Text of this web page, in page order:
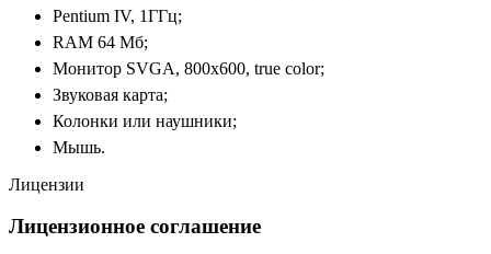
Pentium IV, 1ГГц;
RAM 64 Мб;
Монитор SVGA, 800х600, true color;
Звуковая карта;
Колонки или наушники;
Мышь.
Лицензии
Лицензионное соглашение